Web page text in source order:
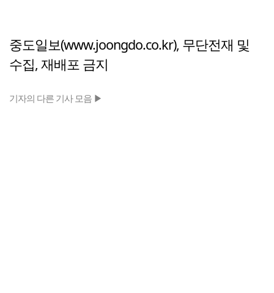
중도일보(www.joongdo.co.kr), 무단전재 및
수집, 재배포 금지
기자의 다른 기사 모음 ▶